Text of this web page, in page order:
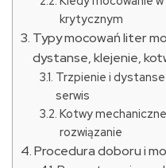
krytycznym
Typy mocowań liter
dystanse, klejenie,
Trzpienie i
serwis
Kotwy
rozwiązanie
Procedura doboru i